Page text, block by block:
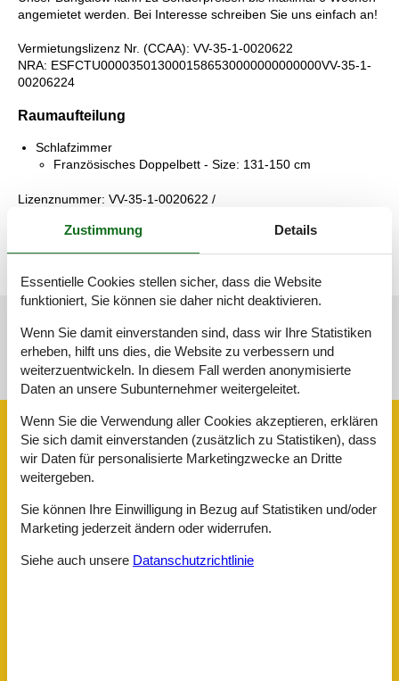
angemietet werden. Bei Interesse schreiben Sie uns einfach an!
Vermietungslizenz Nr. (CCAA): VV-35-1-0020622
NRA: ESFCTU0000350130001586530000000000000VV-35-1-
00206224
Raumaufteilung
Schlafzimmer
Französisches Doppelbett - Size: 131-150 cm
Lizenznummer: VV-35-1-0020622 /
00206224
Siehe Häuser nebenan
Sonnenstand über dem gewählten Objekt 😎
Ausstattung
Allg. Ausstattung
Klimaanlage
Nichtraucher
Zustimmung Details
Essentielle Cookies stellen sicher, dass die Website
funktioniert, Sie können sie daher nicht deaktivieren.
Wenn Sie damit einverstanden sind, dass wir Ihre Statistiken
erheben, hilft uns dies, die Website zu verbessern und
weiterzuentwickeln. In diesem Fall werden anonymisierte
Daten an unsere Subunternehmer weitergeleitet.
Wenn Sie die Verwendung aller Cookies akzeptieren, erklären
Sie sich damit einverstanden (zusätzlich zu Statistiken), dass
wir Daten für personalisierte Marketingzwecke an Dritte
weitergeben.
Sie können Ihre Einwilligung in Bezug auf Statistiken und/oder
Marketing jederzeit ändern oder widerrufen.
Siehe auch unsere Datanschutzrichtlinie